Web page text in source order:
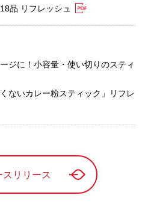
品 リフレッシュ
ジに！小容量・使い切りのスティ
ないカレー粉スティック」リフレ
スリリース